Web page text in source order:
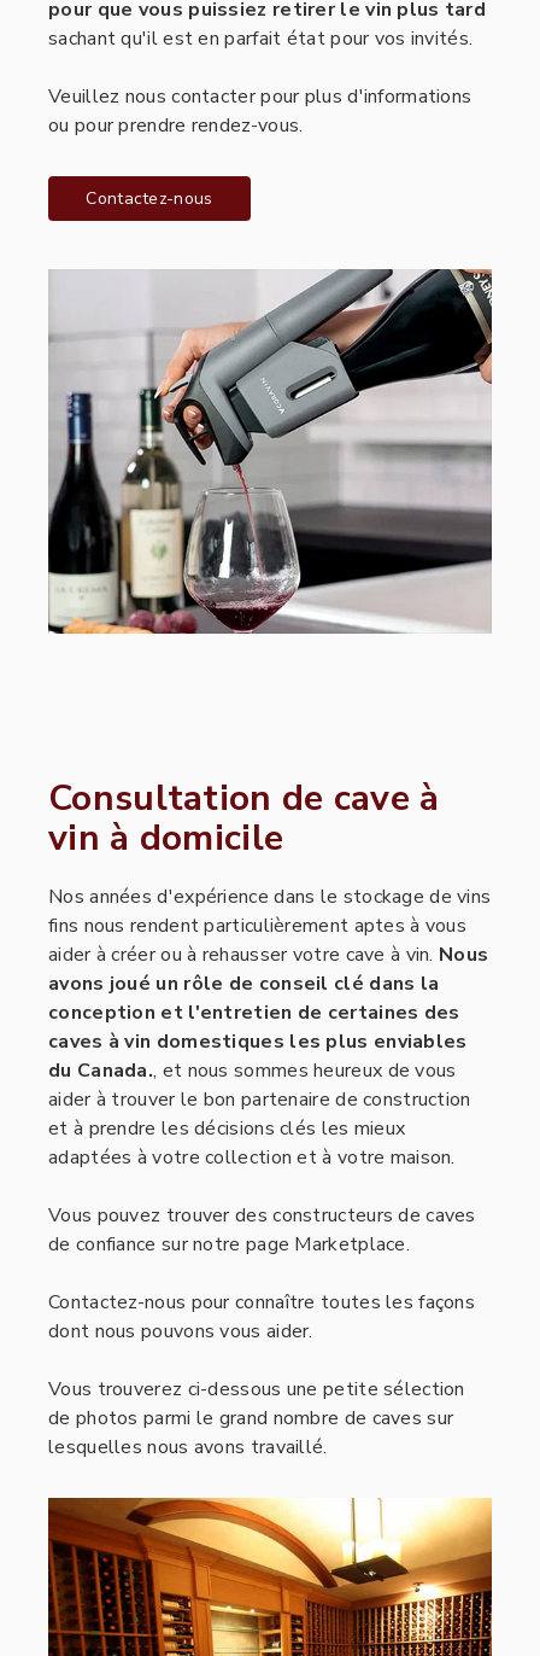
pour que vous puissiez retirer le vin plus tard
sachant qu'il est en parfait état pour vos invités.
Veuillez nous contacter pour plus d'informations
ou pour prendre rendez-vous.
Contactez-nous
Consultation de cave à
vin à domicile
Nos années d'expérience dans le stockage de vins
fins nous rendent particulièrement aptes à vous
aider à créer ou à rehausser votre cave à vin. Nous
avons joué un rôle de conseil clé dans la
conception et l'entretien de certaines des
caves à vin domestiques les plus enviables
du Canada., et nous sommes heureux de vous
aider à trouver le bon partenaire de construction
et à prendre les décisions clés les mieux
adaptées à votre collection et à votre maison.
Vous pouvez trouver des constructeurs de caves
de confiance sur notre page Marketplace.
Contactez-nous pour connaître toutes les façons
dont nous pouvons vous aider.
Vous trouverez ci-dessous une petite sélection
de photos parmi le grand nombre de caves sur
lesquelles nous avons travaillé.